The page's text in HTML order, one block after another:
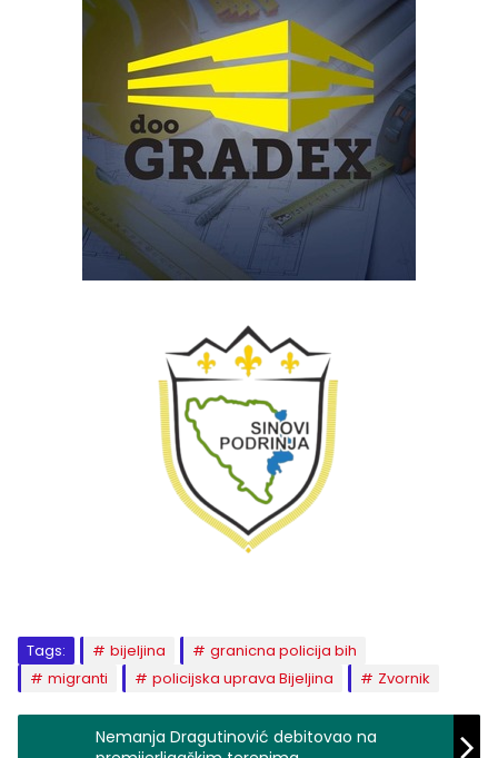
Tags: bijeljina
granicna policija bih
migranti
policijska uprava Bijeljina Zvornik
Nemanja Dragutinović debitovao na